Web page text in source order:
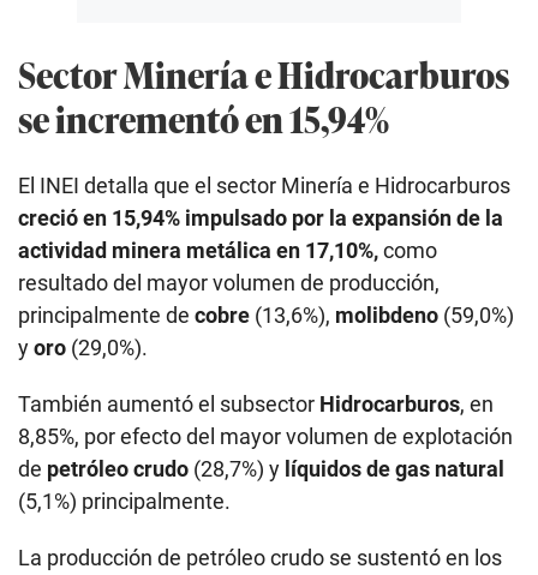
Sector Minería e Hidrocarburos
se incrementó en 15,94%
El INEI detalla que el sector Minería e Hidrocarburos
creció en 15,94% impulsado por la expansión de la
actividad minera metálica en 17,10%,como
resultado del mayor volumen de producción,
principalmente de cobre (13,6%), molibdeno (59,0%)
yoro (29,0%).
También aumentó el subsector Hidrocarburos, en
8,85%, por efecto del mayor volumen de explotación
de petróleo crudo (28,7%) y líquidos de gas natural
(5,1%) principalmente.
La producción de petróleo crudo se sustentó en los